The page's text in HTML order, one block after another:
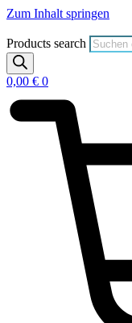
Zum Inhalt springen
Products search
0,00 € 0